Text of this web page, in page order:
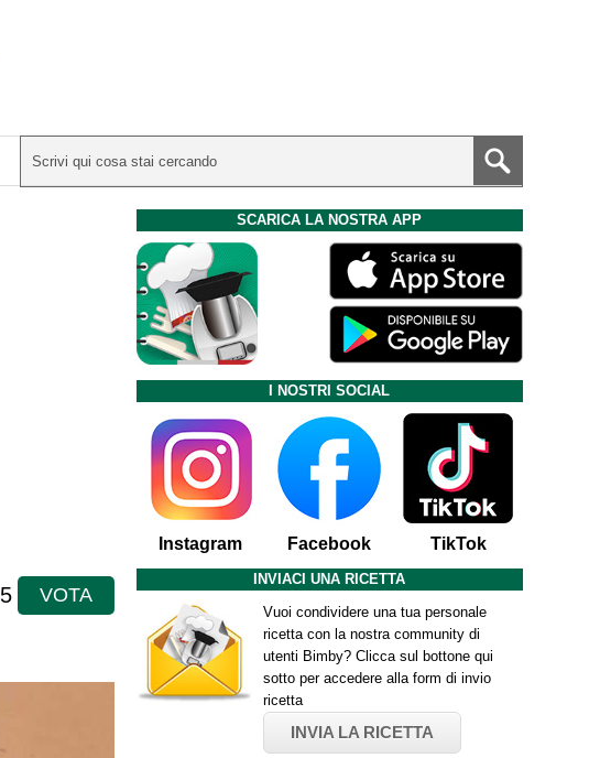
5 VOTA
SCARICA LA NOSTRA APP
I NOSTRI SOCIAL
Instagram Facebook TikTok
INVIACI UNA RICETTA
Vuoi condividere una tua personale
ricetta con la nostra community di
utenti Bimby? Clicca sul bottone qui
sotto per accedere alla form di invio
ricetta
INVIA LA RICETTA